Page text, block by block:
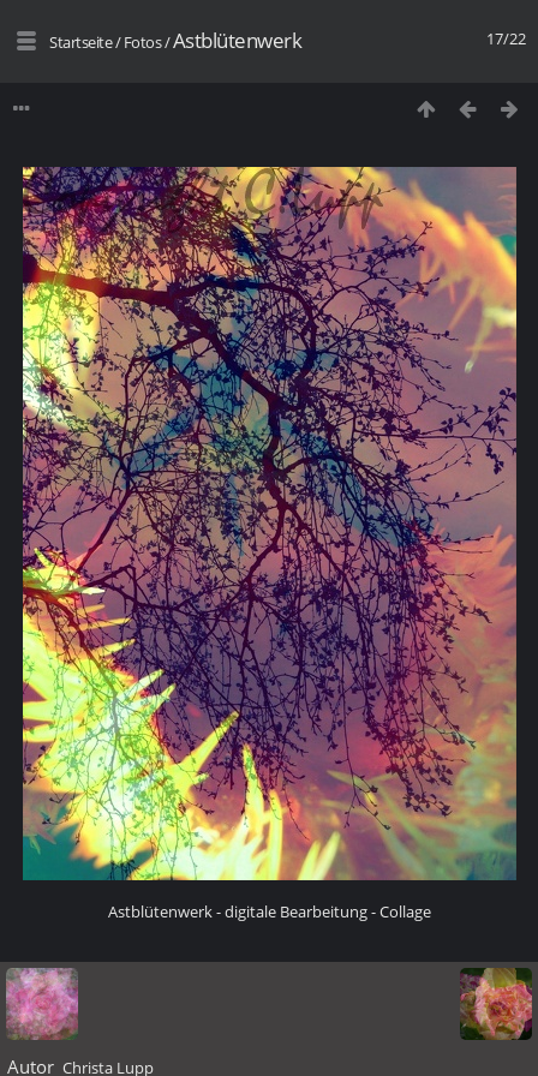
17/22
Startseite/Fotos/Astblütenwerk
Astblütenwerk - digitale Bearbeitung - Collage
Autor Christa Lupp